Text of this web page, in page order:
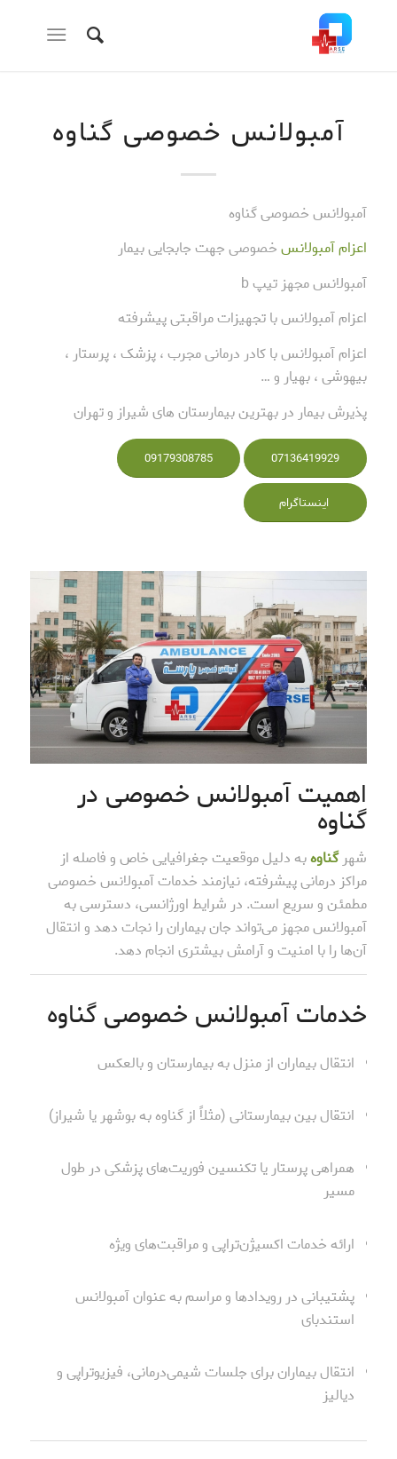
آمبولانس خصوصی گناوه
آمبولانس خصوصی گناوه
اعزام آمبولانسخصوصی جهت جابجایی بیمار
آمبولانس مجهز تیپ b
اعزام آمبولانس با تجهیزات مراقبتی پیشرفته
اعزام آمبولانس با کادر درمانی مجرب ، پزشک ، پرستار ،
بیهوشی ، بهیار و …
پذیرش بیمار در بهترین بیمارستان های شیراز و تهران
07136419929
09179308785
اینستاگرام
اهمیت آمبولانس خصوصی در
گناوه
شهرگناوهبه دلیل موقعیت جغرافیایی خاص و فاصله از
مراکز درمانی پیشرفته، نیازمند خدمات آمبولانس خصوصی
مطمئن و سریع است. در شرایط اورژانسی، دسترسی به
آمبولانس مجهز می‌تواند جان بیماران را نجات دهد و انتقال
آن‌ها را با امنیت و آرامش بیشتری انجام دهد.
خدمات آمبولانس خصوصی گناوه
انتقال بیماران از منزل به بیمارستان و بالعکس
انتقال بین بیمارستانی (مثلاً از گناوه به بوشهر یا شیراز)
همراهی پرستار یا تکنسین فوریت‌های پزشکی در طول
مسیر
ارائه خدمات اکسیژن‌تراپی و مراقبت‌های ویژه
پشتیبانی در رویدادها و مراسم به عنوان آمبولانس
استندبای
انتقال بیماران برای جلسات شیمی‌درمانی، فیزیوتراپی و
دیالیز